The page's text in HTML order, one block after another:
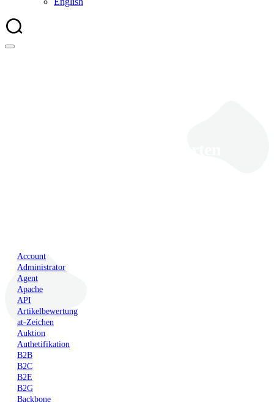
Account
Administrator
Agent
Apache
API
Artikelbewertung
at-Zeichen
Auktion
Authetifikation
B2B
B2C
B2E
B2G
Backbone